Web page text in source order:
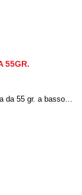
55GR.
da 55 gr. a basso…